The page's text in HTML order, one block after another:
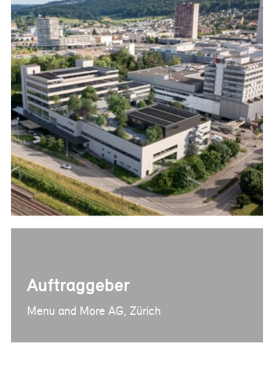
Referenzen
Bauherrenberatung
Immobilienberatung
Unternehmensberatung
Publikationen
News
Fachartikel
PM-Fachbuch
Auftraggeber
Menu and More AG, Zürich